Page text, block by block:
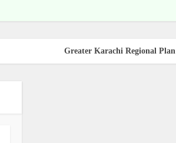
Greater Karachi Regional Plan